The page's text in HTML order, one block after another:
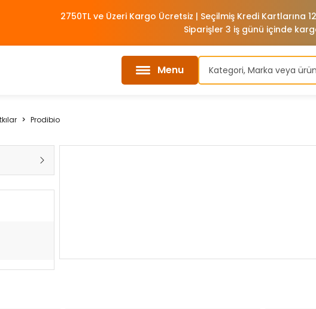
2750TL ve Üzeri Kargo Ücretsiz | Seçilmiş Kredi Kartlarına
Siparişler 3 iş günü içinde
Menu
Prodibio